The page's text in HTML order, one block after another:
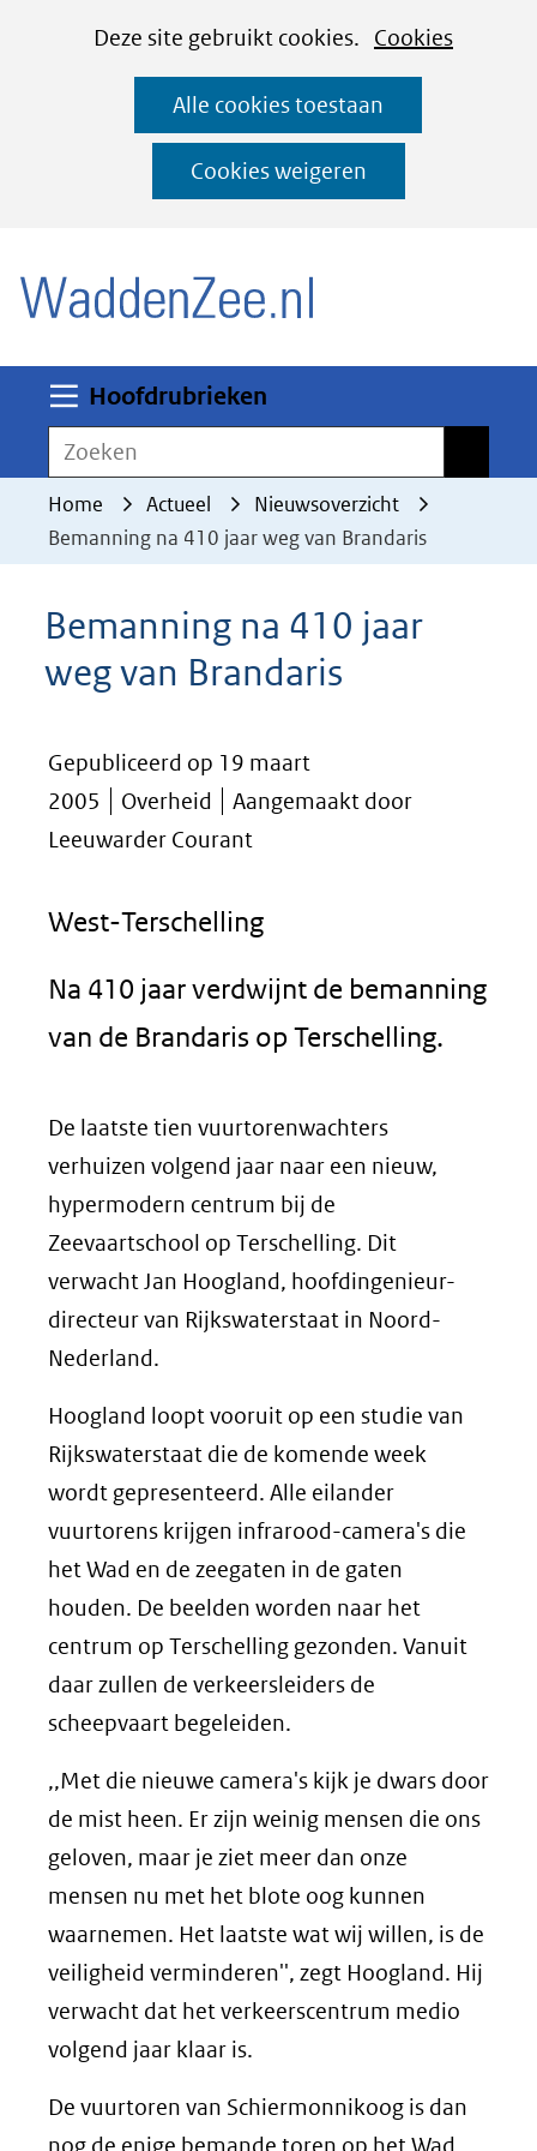
CookiesDeze site gebruikt cookies. Cookies
deze
worden
toegestaan
geweigerd.
Alle cookies toestaan
Cookies weigeren
Ga
naar
de
inhoud
Hoofdrubrieken
Zoeken
Home Actueel
Nieuwsoverzicht
Bemanning na 410 jaar weg van Brandaris
Bemanning na 410 jaar
weg van Brandaris
Gepubliceerd op 19 maart
2005
Overheid
Aangemaakt door
Leeuwarder Courant
West-Terschelling
Na 410 jaar verdwijnt de bemanning
van de Brandaris op Terschelling.
De laatste tien vuurtorenwachters
verhuizen volgend jaar naar een nieuw,
hypermodern centrum bij de
Zeevaartschool op Terschelling. Dit
verwacht Jan Hoogland, hoofdingenieur-
directeur van Rijkswaterstaat in Noord-
Nederland.
Hoogland loopt vooruit op een studie van
Rijkswaterstaat die de komende week
wordt gepresenteerd. Alle eilander
vuurtorens krijgen infrarood-camera's die
het Wad en de zeegaten in de gaten
houden. De beelden worden naar het
centrum op Terschelling gezonden. Vanuit
daar zullen de verkeersleiders de
scheepvaart begeleiden.
,,Met die nieuwe camera's kijk je dwars door
de mist heen. Er zijn weinig mensen die ons
geloven, maar je ziet meer dan onze
mensen nu met het blote oog kunnen
waarnemen. Het laatste wat wij willen, is de
veiligheid verminderen'', zegt Hoogland. Hij
verwacht dat het verkeerscentrum medio
volgend jaar klaar is.
De vuurtoren van Schiermonnikoog is dan